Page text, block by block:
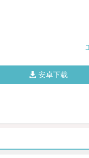
安卓下载